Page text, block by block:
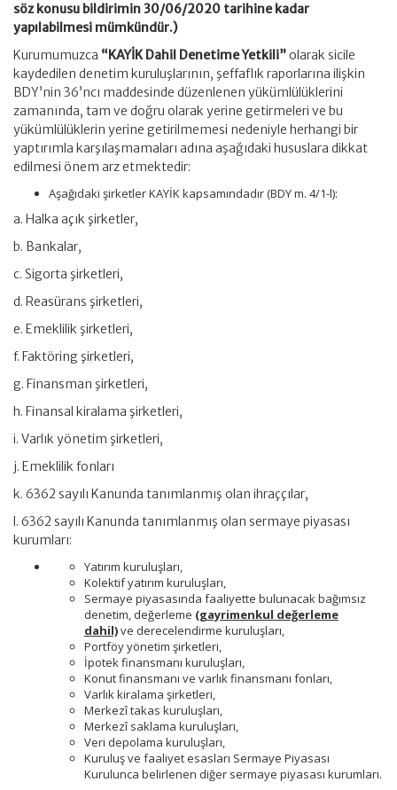
söz konusu bildirimin 30/06/2020 tarihine kadar
yapılabilmesi mümkündür.)
Kurumumuzca “KAYİK Dahil Denetime Yetkili”olarak sicile
kaydedilen denetim kuruluşlarının, şeffaflık raporlarına ilişkin
BDY’nin 36’ncı maddesinde düzenlenen yükümlülüklerini
zamanında, tam ve doğru olarak yerine getirmeleri ve bu
yükümlülüklerin yerine getirilmemesi nedeniyle herhangi bir
yaptırımla karşılaşmamaları adına aşağıdaki hususlara dikkat
edilmesi önem arz etmektedir:
Aşağıdaki şirketler KAYİK kapsamındadır (BDY m. 4/1-l):
a. Halka açık şirketler,
b. Bankalar,
c. Sigorta şirketleri,
d. Reasürans şirketleri,
e. Emeklilik şirketleri,
f. Faktöring şirketleri,
g. Finansman şirketleri,
h. Finansal kiralama şirketleri,
i. Varlık yönetim şirketleri,
j. Emeklilik fonları
k. 6362 sayılı Kanunda tanımlanmış olan ihraççılar,
l. 6362 sayılı Kanunda tanımlanmış olan sermaye piyasası
kurumları:
Yatırım kuruluşları,
Kolektif yatırım kuruluşları,
Sermaye piyasasında faaliyette bulunacak bağımsız
denetim, değerleme (gayrimenkul değerleme
dahil)ve derecelendirme kuruluşları,
Portföy yönetim şirketleri,
İpotek finansmanı kuruluşları,
Konut finansmanı ve varlık finansmanı fonları,
Varlık kiralama şirketleri,
Merkezî takas kuruluşları,
Merkezî saklama kuruluşları,
Veri depolama kuruluşları,
Kuruluş ve faaliyet esasları Sermaye Piyasası
Kurulunca belirlenen diğer sermaye piyasası kurumları.